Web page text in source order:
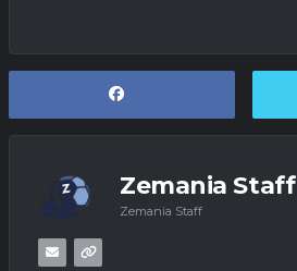
Zemania Staff
Zemania Staff